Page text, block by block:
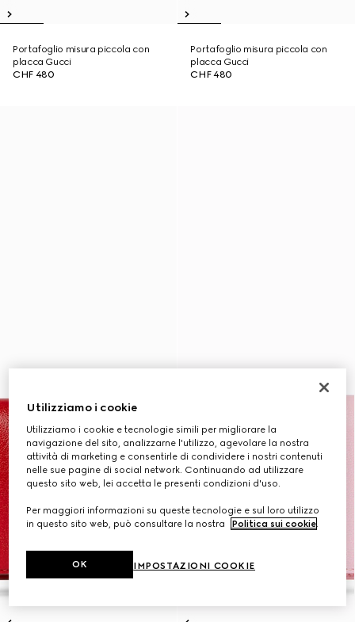
Portafoglio misura piccola con
placca Gucci
CHF 480
Portafoglio misura piccola con
placca Gucci
CHF 480
Utilizziamo i cookie
Utilizziamo i cookie e tecnologie simili per migliorare la
navigazione del sito, analizzarne l'utilizzo, agevolare la nostra
attività di marketing e consentirle di condividere i nostri contenuti
nelle sue pagine di social network. Continuando ad utilizzare
questo sito web, lei accetta le presenti condizioni d'uso.
Per maggiori informazioni su queste tecnologie e sul loro utilizzo
in questo sito web, può consultare la nostra
Politica sui cookie.
IMPOSTAZIONI COOKIE
OK